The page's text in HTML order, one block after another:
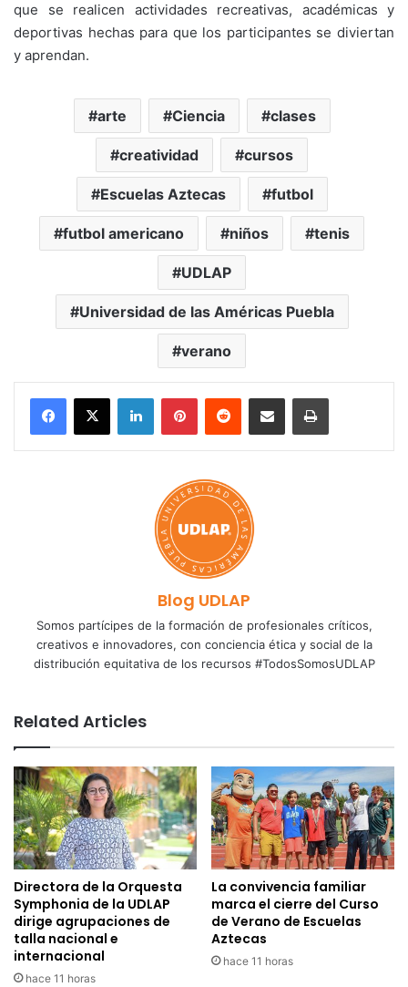
que se realicen actividades recreativas, académicas y
deportivas hechas para que los participantes se diviertan
y aprendan.
arte Ciencia clases
creatividad cursos
Escuelas Aztecas futbol
futbol americano niños tenis
UDLAP
Universidad de las Américas Puebla
verano
LinkedInPinterestReddit Share via Email Print
Blog UDLAP
Somos partícipes de la formación de profesionales críticos,
creativos e innovadores, con conciencia ética y social de la
distribución equitativa de los recursos #TodosSomosUDLAP
Related Articles
Directora de la Orquesta
Symphonia de la UDLAP
dirige agrupaciones de
talla nacional e
internacional
hace 11 horas
La convivencia familiar
marca el cierre del Curso
de Verano de Escuelas
Aztecas
hace 11 horas